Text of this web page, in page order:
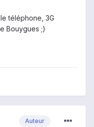
téléphone, 3G
Bouygues ;)
Auteur